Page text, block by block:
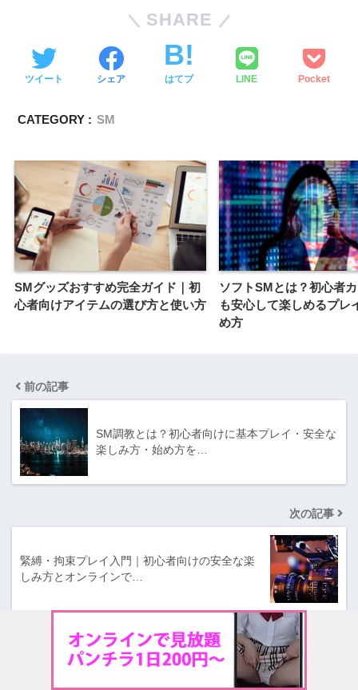
SHARE
ツイート シェア はてブ LINE Pocket
CATEGORY : SM
SMグッズおすすめ完全ガイド｜初
心者向けアイテムの選び方と使い方
ソフトSMとは？初心者
も安心して楽しめるプレ
め方
前の記事
SM調教とは？初心者向けに基本プレイ・安全な
楽しみ方・始め方を…
次の記事
緊縛・拘束プレイ入門｜初心者向けの安全な楽
しみ方とオンラインで…
人気記事